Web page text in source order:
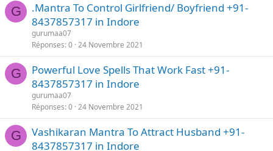
G
.Mantra To Control Girlfriend/ Boyfriend +91-
8437857317 in Indore
gurumaa07
Réponses 0 24 Novembre 2021
G
Powerful Love Spells That Work Fast +91-
8437857317 in Indore
gurumaa07
Réponses 0 24 Novembre 2021
G
Vashikaran Mantra To Attract Husband +91-
8437857317 in Indore